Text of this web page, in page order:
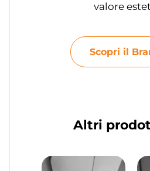
valore
Scopri il
Altri